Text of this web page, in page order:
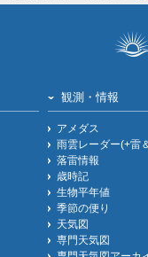
観測・情報
アメダス
雨雲レーダー(+雷
落雷情報
歳時記
生物平年値
季節の便り
天気図
専門天気図